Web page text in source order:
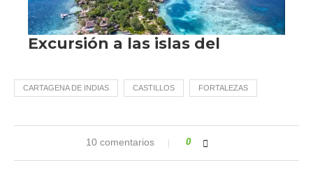
CARTAGENA DE INDIAS CASTILLOS FORTALEZAS
10 comentarios 0